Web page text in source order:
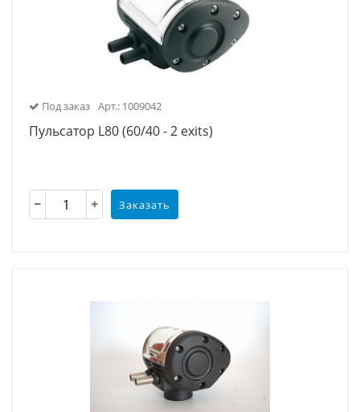
Под заказ Арт.: 1009042
Пульсатор L80 (60/40 - 2 exits)
Заказать